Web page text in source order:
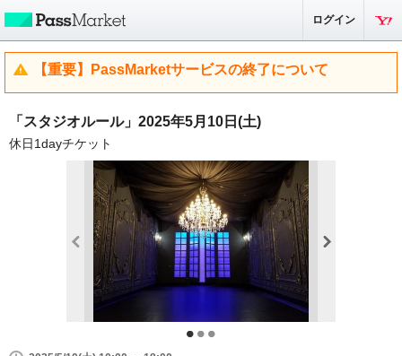
ログイン
【重要】PassMarketサービスの終了について
「スタジオルール」2025年5月10日(土)
休日1dayチケット